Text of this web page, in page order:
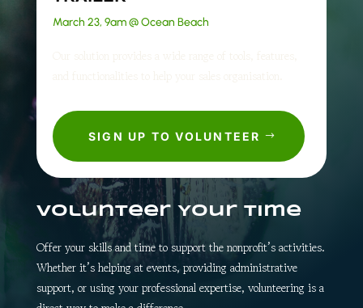
STARTSEITESTARTSEITE
March 23, 9am @ Ocean Beach
SIGN UP TO VOLUNTEER
Volunteer Your Time
Offer your skills and time to support the nonprofit’s activities.
Whether it’s helping at events, providing administrative
support, or using your professional expertise, volunteering is a